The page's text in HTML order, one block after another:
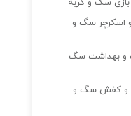
سگ و گربه
اسکرچر سگ و
و بهداشت سگ
و کفش سگ و